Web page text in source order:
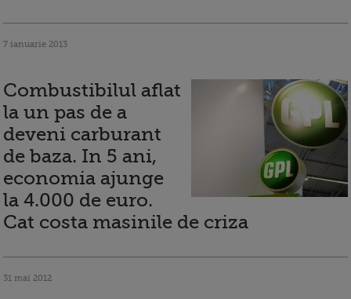
7 ianuarie 2013
Combustibilul aflat
la un pas de a
deveni carburant
de baza. In 5 ani,
economia ajunge
la 4.000 de euro.
Cat costa masinile de criza
31 mai 2012